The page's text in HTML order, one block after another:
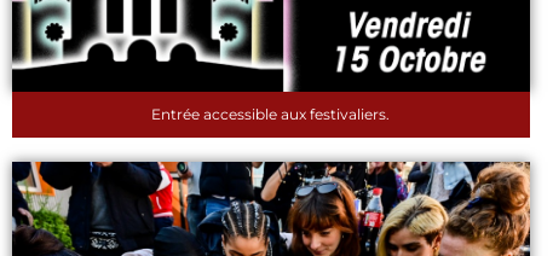
Entrée accessible aux festivaliers.